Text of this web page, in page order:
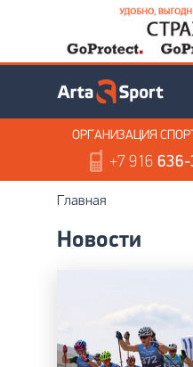
ОРГАНИЗАЦИЯ
+7 916636-
Главная
Новости